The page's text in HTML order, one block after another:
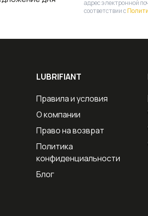
адрес электронной
соответствии с
LUBRIFIANT
Правила и условия
О компании
Право на возврат
Политика
конфиденциальности
Блог